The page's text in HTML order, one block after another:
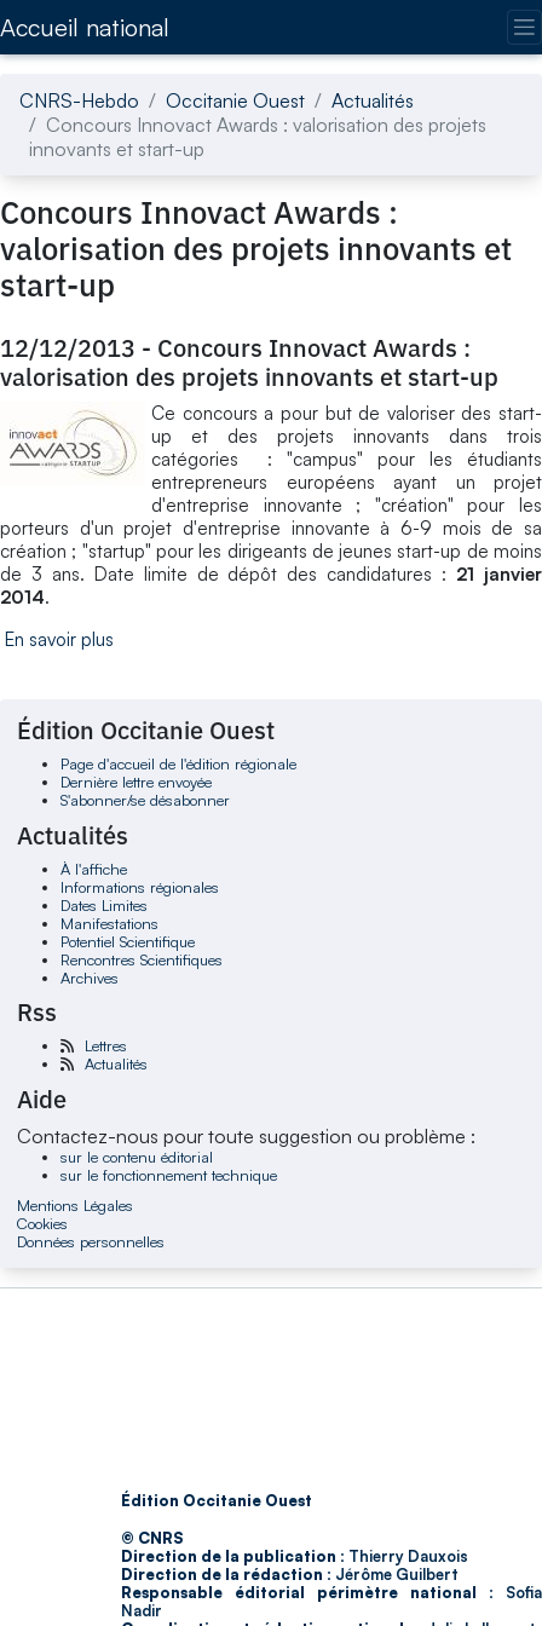
Accueil national
CNRS-Hebdo Occitanie Ouest
Actualités
Concours Innovact Awards : valorisation des projets
innovants et start-up
Concours Innovact Awards :
valorisation des projets innovants et
start-up
12/12/2013 - Concours Innovact Awards :
valorisation des projets innovants et start-up
Ce concours a pour but de valoriser des start-
up et des projets innovants dans trois
catégories : "campus" pour les étudiants
entrepreneurs européens ayant un projet
d'entreprise innovante ; "création" pour les
porteurs d'un projet d'entreprise innovante à 6-9 mois de sa
création ; "startup" pour les dirigeants de jeunes start-up de moins
de 3 ans. Date limite de dépôt des candidatures : 21 janvier
2014.
En savoir plus
Édition Occitanie Ouest
Page d'accueil de l'édition régionale
Dernière lettre envoyée
S'abonner/se désabonner
Actualités
À l'affiche
Informations régionales
Dates Limites
Manifestations
Potentiel Scientifique
Rencontres Scientifiques
Archives
Rss
Lettres
Actualités
Aide
Contactez-nous pour toute suggestion ou problème :
sur le contenu éditorial
sur le fonctionnement technique
Mentions Légales
Cookies
Données personnelles
Édition Occitanie Ouest
© CNRS
Direction de la publication : Thierry Dauxois
Direction de la rédaction : Jérôme Guilbert
Responsable éditorial périmètre national : Sofia
Nadir